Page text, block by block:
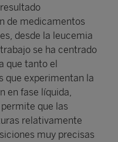
de medicamentos
desde la leucemia
se ha centrado
que tanto el
que experimentan la
en fase líquida,
que las
relativamente
muy precisas